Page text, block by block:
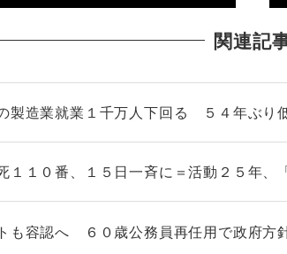
関連記
製造業就業１千万人下回る ５４年ぶり
１１０番、１５日一斉に＝活動２５年、
も容認へ ６０歳公務員再任用で政府方